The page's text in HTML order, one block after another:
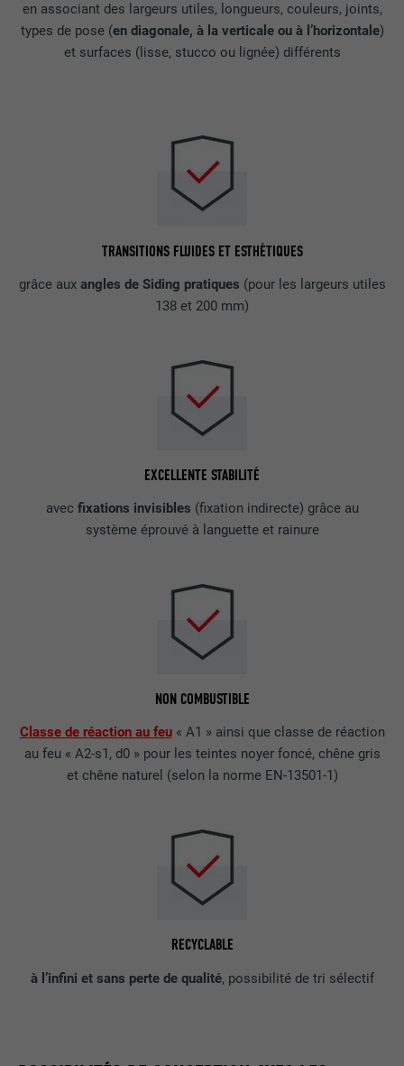
en associant des largeurs utiles, longueurs, couleurs, joints,
types de pose (en diagonale, à la verticale ou à l’horizontale)
et surfaces (lisse, stucco ou lignée) différents
TRANSITIONS FLUIDES ET ESTHÉTIQUES
grâce aux angles de Siding pratiques (pour les largeurs utiles
138 et 200 mm)
EXCELLENTE STABILITÉ
avec fixations invisibles (fixation indirecte) grâce au
système éprouvé à languette et rainure
NON COMBUSTIBLE
Classe de réaction au feu« A1 » ainsi que classe de réaction
au feu « A2-s1, d0 » pour les teintes noyer foncé, chêne gris
et chêne naturel (selon la norme EN-13501-1)
RECYCLABLE
à l’infini et sans perte de qualité, possibilité de tri sélectif